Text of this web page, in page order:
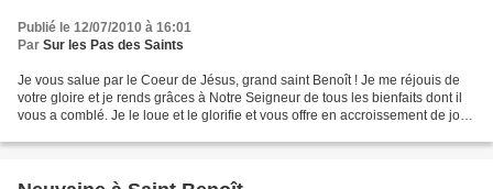
Publié le 12/07/2010 à 16:01
Par Sur les Pas des Saints
Je vous salue par le Coeur de Jésus, grand saint Benoît ! Je me réjouis de
votre gloire et je rends grâces à Notre Seigneur de tous les bienfaits dont il
vous a comblé. Je le loue et le glorifie et vous offre en accroissement de joie